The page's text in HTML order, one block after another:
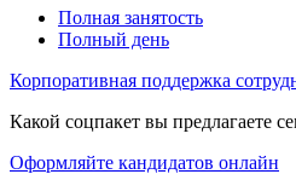
Полная занятость
Полный день
Корпоративная поддержка
Какой соцпакет вы предлагаете
Оформляйте кандидатов онлайн